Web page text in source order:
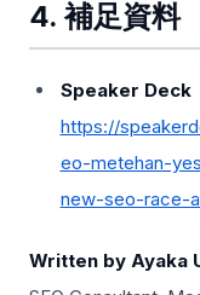
4. 補足資料
Speaker Deck
https://
eo-metehan-
new-seo-race-
Written by Ayaka